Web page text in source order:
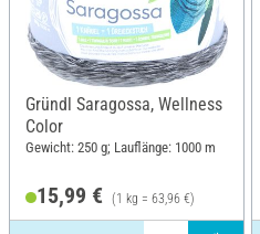
Gründl Saragossa, Wellness
Color
Gewicht: 250 g; Lauflänge: 1000 m
15,99 € (1 kg = 63,96 €)